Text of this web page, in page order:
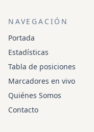
NAVEGACIÓN
Portada
Estadísticas
Tabla de posiciones
Marcadores en vivo
Quiénes Somos
Contacto